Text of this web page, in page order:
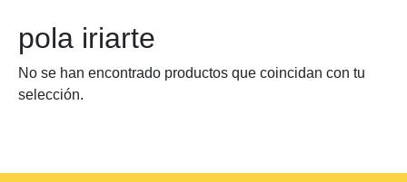
pola iriarte
No se han encontrado productos que coincidan con tu
selección.